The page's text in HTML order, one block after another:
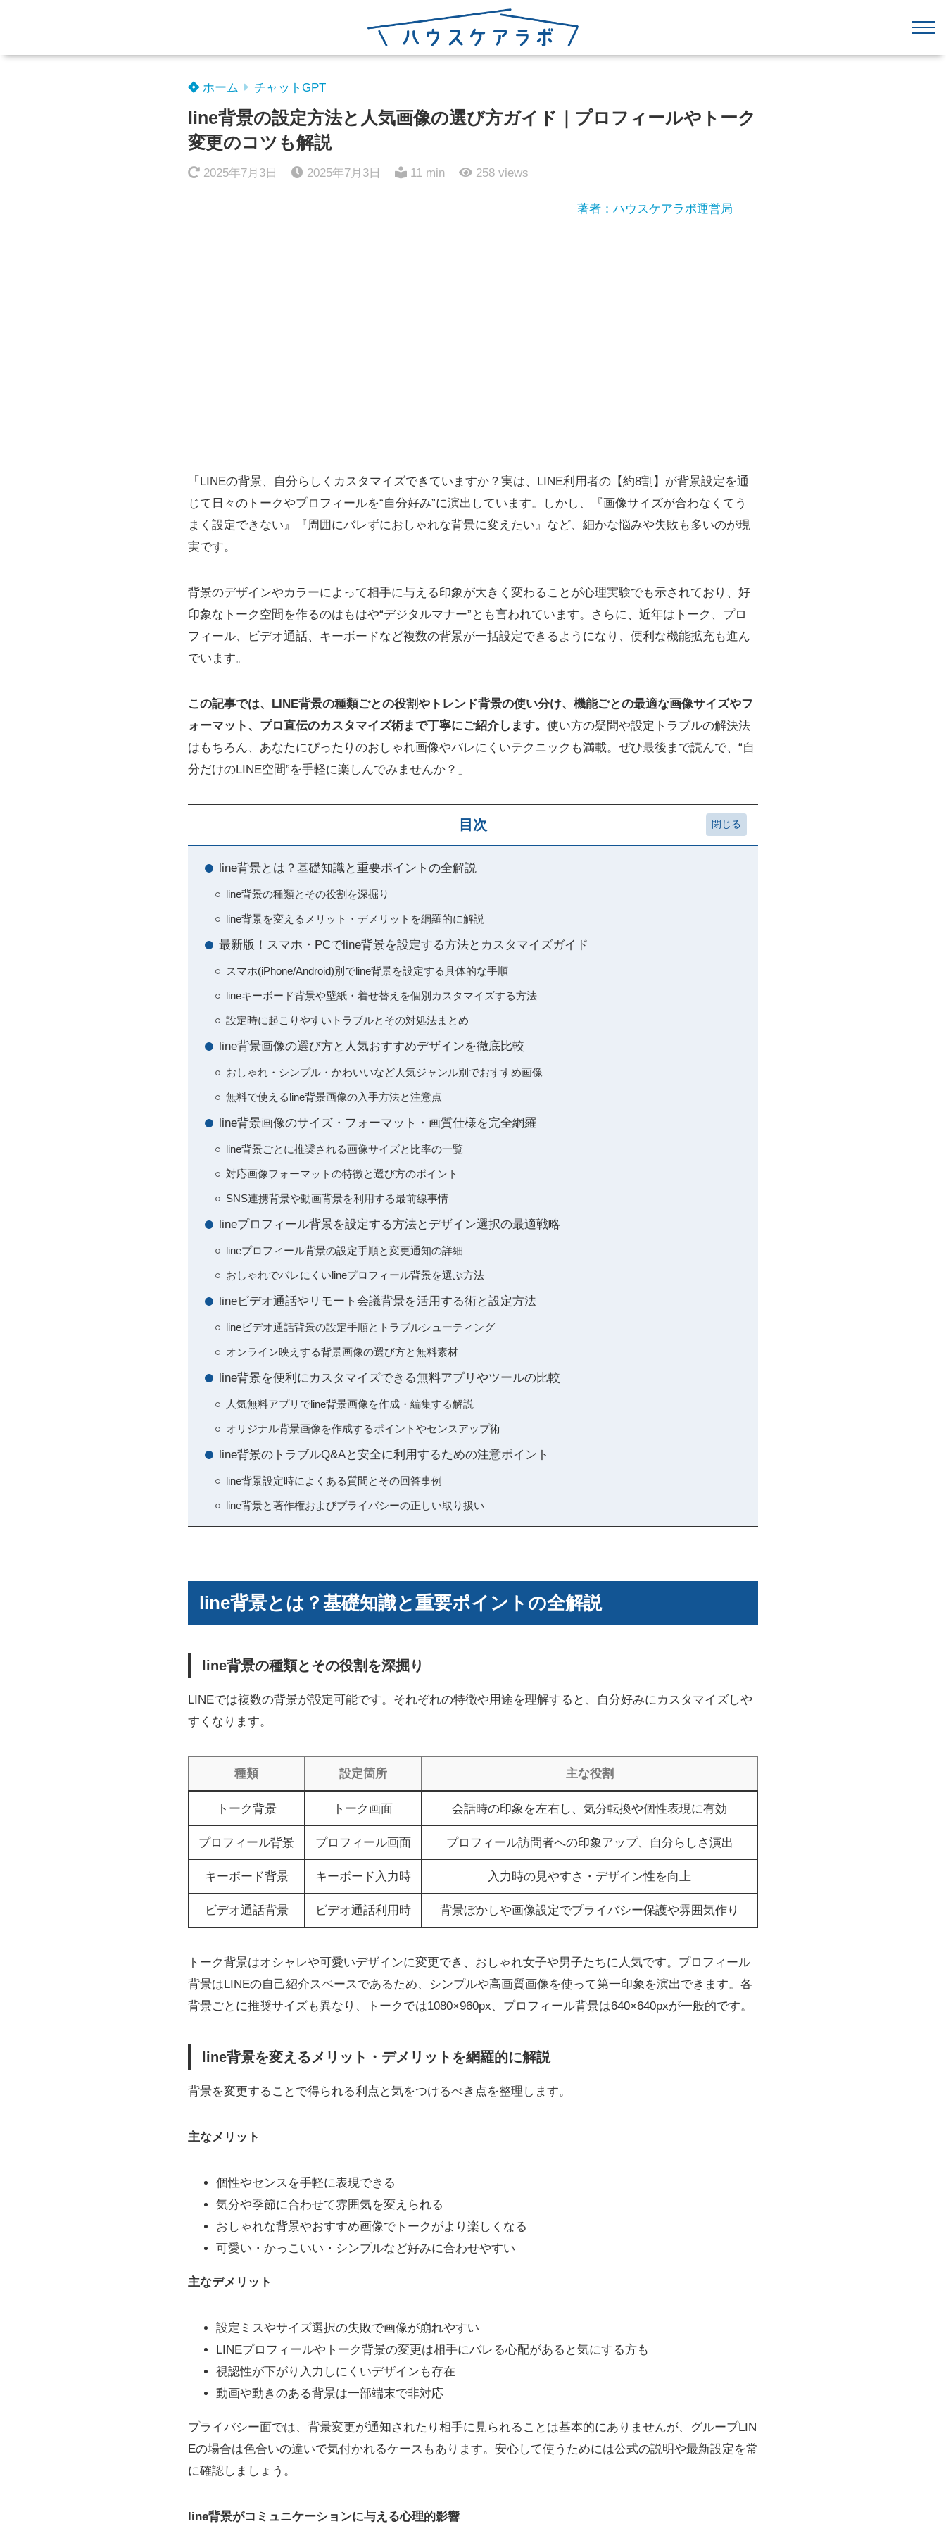
ホーム チャットGPT
line背景の設定方法と人気画像の選び方ガイド｜プロフィールやトーク
変更のコツも解説
2025年7月3日 2025年7月3日 11 min 258 views
著者：ハウスケアラボ運営局
「LINEの背景、自分らしくカスタマイズできていますか？実は、LINE利用者の【約8割】が背景設定を通
じて日々のトークやプロフィールを“自分好み”に演出しています。しかし、『画像サイズが合わなくてう
まく設定できない』『周囲にバレずにおしゃれな背景に変えたい』など、細かな悩みや失敗も多いのが現
実です。
背景のデザインやカラーによって相手に与える印象が大きく変わることが心理実験でも示されており、好
印象なトーク空間を作るのはもはや“デジタルマナー”とも言われています。さらに、近年はトーク、プロ
フィール、ビデオ通話、キーボードなど複数の背景が一括設定できるようになり、便利な機能拡充も進ん
でいます。
この記事では、LINE背景の種類ごとの役割やトレンド背景の使い分け、機能ごとの最適な画像サイズやフ
ォーマット、プロ直伝のカスタマイズ術まで丁寧にご紹介します。 使い方の疑問や設定トラブルの解決法
はもちろん、あなたにぴったりのおしゃれ画像やバレにくいテクニックも満載。ぜひ最後まで読んで、“自
分だけのLINE空間”を手軽に楽しんでみませんか？」
目次
line背景とは？基礎知識と重要ポイントの全解説
line背景の種類とその役割を深掘り
line背景を変えるメリット・デメリットを網羅的に解説
最新版！スマホ・PCでline背景を設定する方法とカスタマイズガイド
スマホ(iPhone/Android)別でline背景を設定する具体的な手順
lineキーボード背景や壁紙・着せ替えを個別カスタマイズする方法
設定時に起こりやすいトラブルとその対処法まとめ
line背景画像の選び方と人気おすすめデザインを徹底比較
おしゃれ・シンプル・かわいいなど人気ジャンル別でおすすめ画像
無料で使えるline背景画像の入手方法と注意点
line背景画像のサイズ・フォーマット・画質仕様を完全網羅
line背景ごとに推奨される画像サイズと比率の一覧
対応画像フォーマットの特徴と選び方のポイント
SNS連携背景や動画背景を利用する最前線事情
lineプロフィール背景を設定する方法とデザイン選択の最適戦略
lineプロフィール背景の設定手順と変更通知の詳細
おしゃれでバレにくいlineプロフィール背景を選ぶ方法
lineビデオ通話やリモート会議背景を活用する術と設定方法
lineビデオ通話背景の設定手順とトラブルシューティング
オンライン映えする背景画像の選び方と無料素材
line背景を便利にカスタマイズできる無料アプリやツールの比較
人気無料アプリでline背景画像を作成・編集する解説
オリジナル背景画像を作成するポイントやセンスアップ術
line背景のトラブルQ&Aと安全に利用するための注意ポイント
line背景設定時によくある質問とその回答事例
line背景と著作権およびプライバシーの正しい取り扱い
line背景とは？基礎知識と重要ポイントの全解説
line背景の種類とその役割を深掘り
LINEでは複数の背景が設定可能です。それぞれの特徴や用途を理解すると、自分好みにカスタマイズしや
すくなります。
種類 設定箇所 主な役割
トーク背景 トーク画面 会話時の印象を左右し、気分転換や個性表現に有効
プロフィール背景 プロフィール画面 プロフィール訪問者への印象アップ、自分らしさ演出
キーボード背景 キーボード入力時 入力時の見やすさ・デザイン性を向上
ビデオ通話背景 ビデオ通話利用時 背景ぼかしや画像設定でプライバシー保護や雰囲気作り
トーク背景はオシャレや可愛いデザインに変更でき、おしゃれ女子や男子たちに人気です。プロフィール
背景はLINEの自己紹介スペースであるため、シンプルや高画質画像を使って第一印象を演出できます。各
背景ごとに推奨サイズも異なり、トークでは1080×960px、プロフィール背景は640×640pxが一般的です。
line背景を変えるメリット・デメリットを網羅的に解説
背景を変更することで得られる利点と気をつけるべき点を整理します。
主なメリット
個性やセンスを手軽に表現できる
気分や季節に合わせて雰囲気を変えられる
おしゃれな背景やおすすめ画像でトークがより楽しくなる
可愛い・かっこいい・シンプルなど好みに合わせやすい
主なデメリット
設定ミスやサイズ選択の失敗で画像が崩れやすい
LINEプロフィールやトーク背景の変更は相手にバレる心配があると気にする方も
視認性が下がり入力しにくいデザインも存在
動画や動きのある背景は一部端末で非対応
プライバシー面では、背景変更が通知されたり相手に見られることは基本的にありませんが、グループLIN
Eの場合は色合いの違いで気付かれるケースもあります。安心して使うためには公式の説明や最新設定を常
に確認しましょう。
line背景がコミュニケーションに与える心理的影響